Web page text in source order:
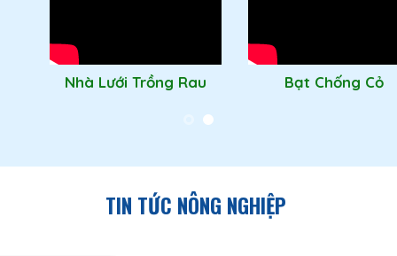
Nhà Lưới Trồng Rau Bạt Chống Cỏ
TIN TỨC NÔNG NGHIỆP